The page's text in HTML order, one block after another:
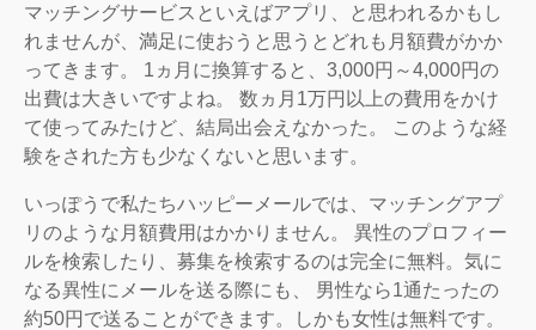
マッチングサービスといえばアプリ、と思われるかもし
れませんが、満足に使おうと思うとどれも月額費がかか
ってきます。 1ヵ月に換算すると、3,000円～4,000円の
出費は大きいですよね。 数ヵ月1万円以上の費用をかけ
て使ってみたけど、結局出会えなかった。 このような経
験をされた方も少なくないと思います。
いっぽうで私たちハッピーメールでは、マッチングアプ
リのような月額費用はかかりません。 異性のプロフィー
ルを検索したり、募集を検索するのは完全に無料。気に
なる異性にメールを送る際にも、 男性なら1通たったの
約50円で送ることができます。しかも女性は無料です。